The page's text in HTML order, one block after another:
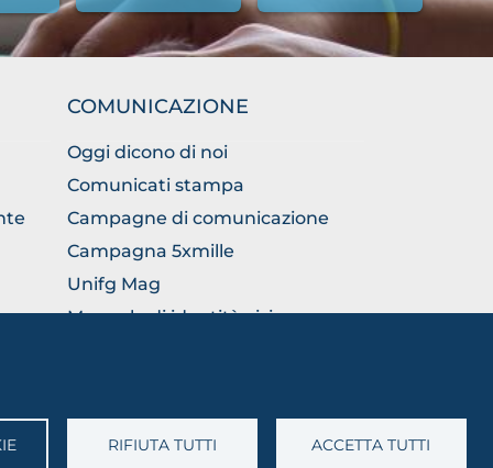
RIFIUTA TUTTI ACCETTA TUTTI
COMUNICAZIONE
Oggi dicono di noi
Comunicati stampa
Campagne di comunicazione
Campagna 5xmille
Unifg Mag
Manuale di identità visiva